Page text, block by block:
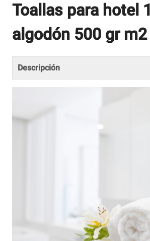
Toallas para hotel
algodón 500 gr m2
Descripción